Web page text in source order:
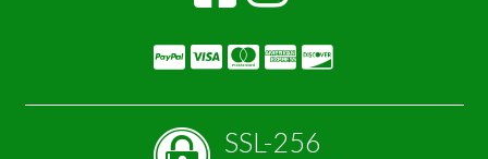
SSL-256